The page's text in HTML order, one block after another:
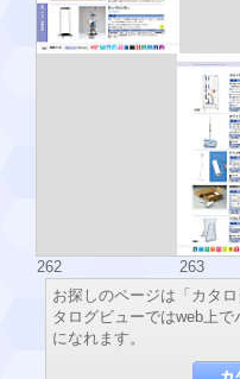
262
263
お探しのページは「カタ
タログビューではweb上
になれます。